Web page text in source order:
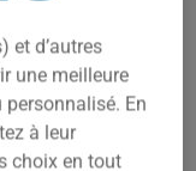
de données
ou
personnalisé.
et d’autres
une meilleure
En
à leur
choix en tout